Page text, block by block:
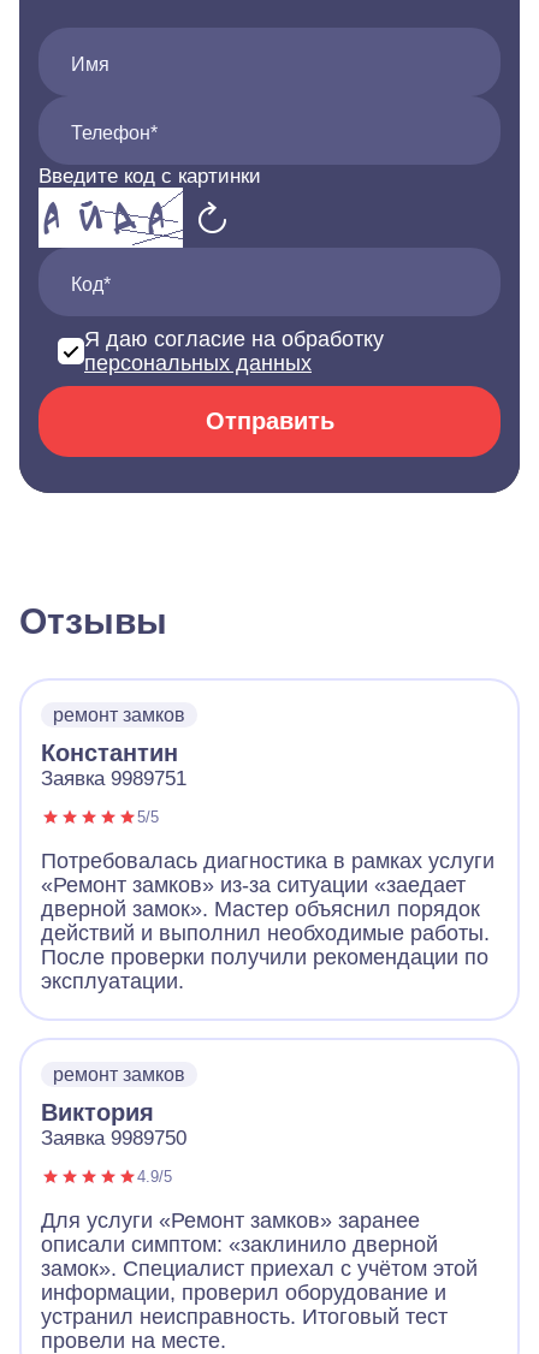
Имя
Телефон*
Введите код с картинки
Код*
Я даю согласие на обработку
персональных данных
Отправить
Отзывы
ремонт замков
Константин
Заявка 9989751
5/5
Потребовалась диагностика в рамках услуги
«Ремонт замков» из-за ситуации «заедает
дверной замок». Мастер объяснил порядок
действий и выполнил необходимые работы.
После проверки получили рекомендации по
эксплуатации.
ремонт замков
Виктория
Заявка 9989750
4.9/5
Для услуги «Ремонт замков» заранее
описали симптом: «заклинило дверной
замок». Специалист приехал с учётом этой
информации, проверил оборудование и
устранил неисправность. Итоговый тест
провели на месте.